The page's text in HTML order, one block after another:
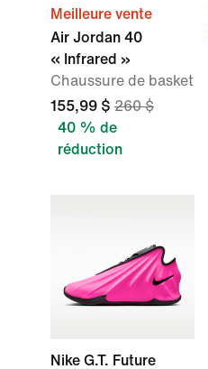
Meilleure vente
Air Jordan 40
« Infrared »
Chaussure de basket
155,99 $ 260 $
40 % de
réduction
Nike G.T. Future